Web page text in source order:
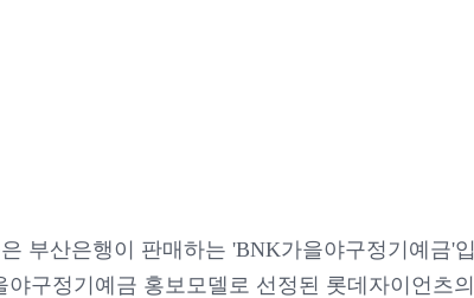
부산은행이 판매하는 'BNK가을야구정기예금'입
구정기예금 홍보모델로 선정된 롯데자이언츠의